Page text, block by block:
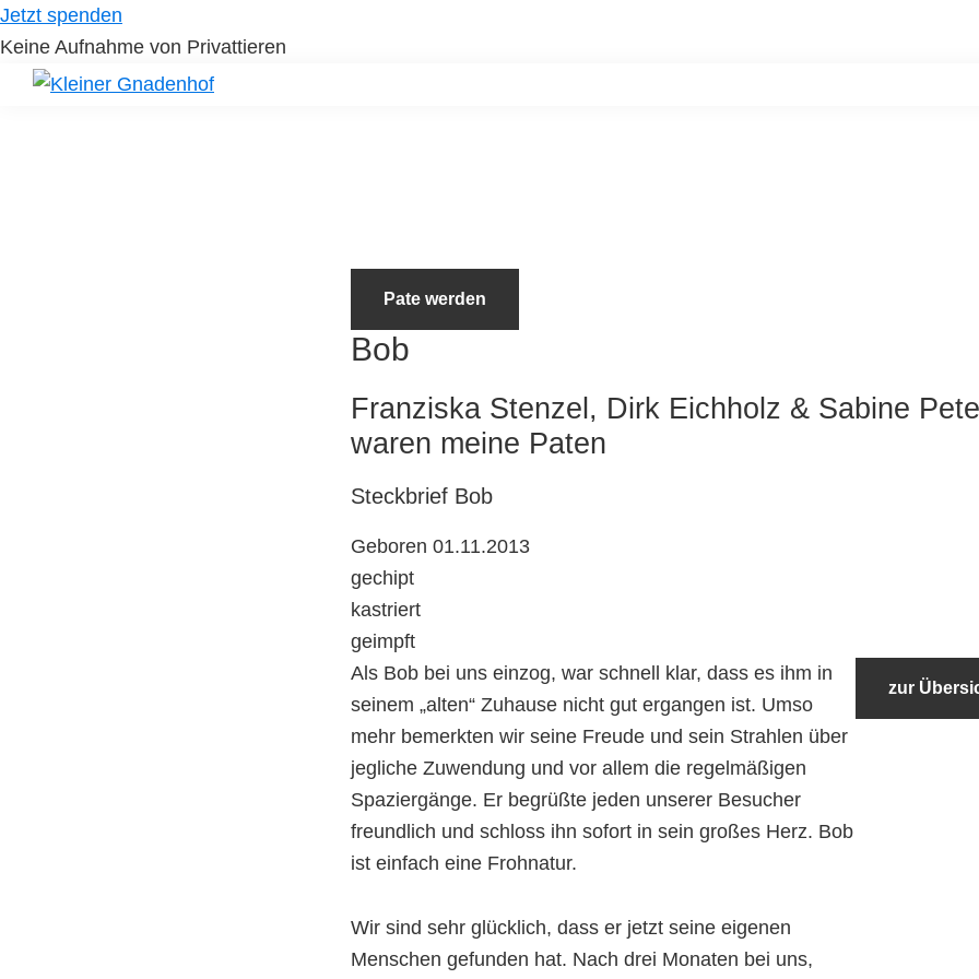
Skip
to
primary
Skip
to
main
Jetzt spenden
Keine Aufnahme von Privattieren
Pate werden
Bob
Franziska Stenzel, Dirk Eichholz & Sabine
waren meine Paten
Steckbrief Bob
Geboren 01.11.2013
gechipt
kastriert
geimpft
Als Bob bei uns einzog, war schnell klar, dass es ihm in
seinem „alten“ Zuhause nicht gut ergangen ist. Umso
mehr bemerkten wir seine Freude und sein Strahlen über
jegliche Zuwendung und vor allem die regelmäßigen
Spaziergänge. Er begrüßte jeden unserer Besucher
freundlich und schloss ihn sofort in sein großes Herz. Bob
ist einfach eine Frohnatur.
Wir sind sehr glücklich, dass er jetzt seine eigenen
Menschen gefunden hat. Nach drei Monaten bei uns,
zur